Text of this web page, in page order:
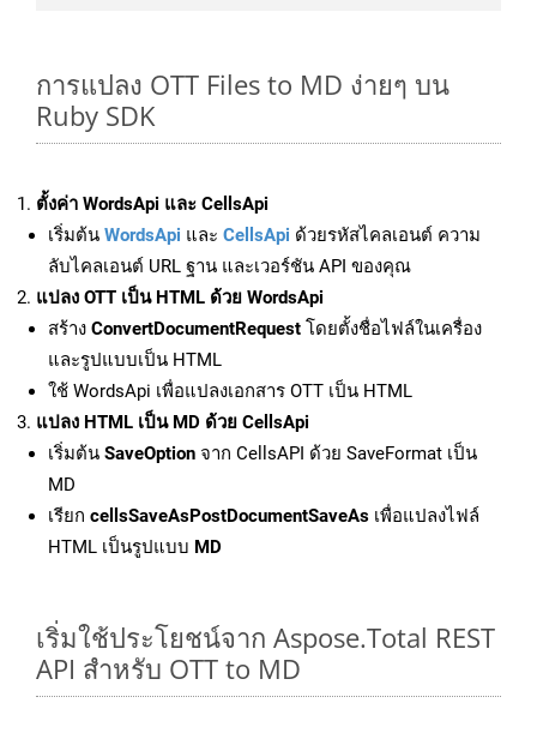
การแปลง OTT Files to MD ง่ายๆ บน
Ruby SDK
ตั้งค่า WordsApi และ CellsApi
เริ่มต้น WordsApi และ CellsApi ด้วยรหัสไคลเอนต์ ความ
ลับไคลเอนต์ URL ฐาน และเวอร์ชัน API ของคุณ
แปลง OTT เป็น HTML ด้วย WordsApi
สร้าง ConvertDocumentRequest โดยตั้งชื่อไฟล์ในเครื่อง
และรูปแบบเป็น HTML
ใช้ WordsApi เพื่อแปลงเอกสาร OTT เป็น HTML
แปลง HTML เป็น MD ด้วย CellsApi
เริ่มต้น SaveOption จาก CellsAPI ด้วย SaveFormat เป็น
MD
เรียก cellsSaveAsPostDocumentSaveAs เพื่อแปลงไฟล์
HTML เป็นรูปแบบ MD
เริ่มใช้ประโยชน์จาก Aspose.Total REST
API สำหรับ OTT to MD